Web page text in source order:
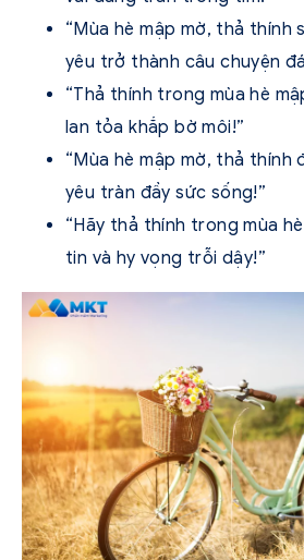
“Mùa hè mập mờ, thả thính
yêu trở thành câu chuyện
“Thả thính trong mùa hè
lan tỏa khắp bờ môi!”
“Mùa hè mập mờ, thả thính
yêu tràn đầy sức sống!”
“Hãy thả thính trong mùa
tin và hy vọng trỗi dậy!”